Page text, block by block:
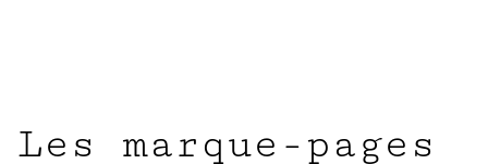
Les marque-pages